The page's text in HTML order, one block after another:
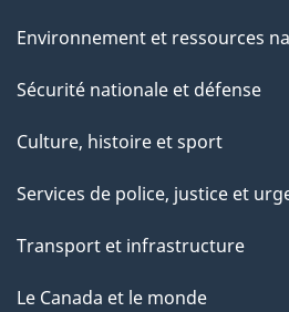
Environnement et ressources
Sécurité nationale et défense
Culture, histoire et sport
Services de police, justice et
Transport et infrastructure
Le Canada et le monde